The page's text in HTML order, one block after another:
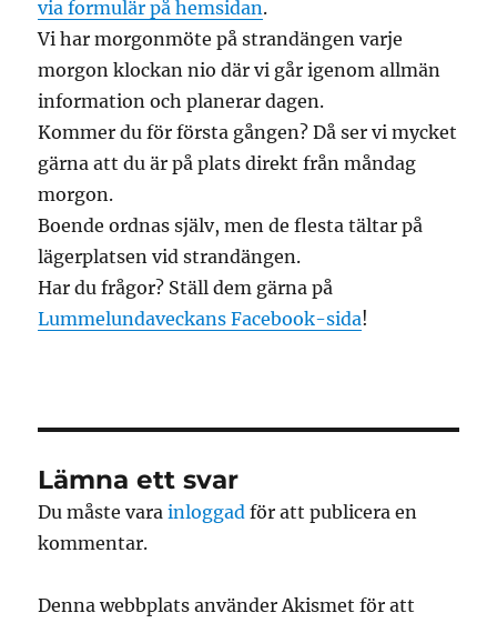
via formulär på hemsidan.
Vi har morgonmöte på strandängen varje
morgon klockan nio där vi går igenom allmän
information och planerar dagen.
Kommer du för första gången? Då ser vi mycket
gärna att du är på plats direkt från måndag
morgon.
Boende ordnas själv, men de flesta tältar på
lägerplatsen vid strandängen.
Har du frågor? Ställ dem gärna på
Lummelundaveckans Facebook-sida!
Lämna ett svar
Du måste varainloggad för att publicera en
kommentar.
Denna webbplats använder Akismet för att